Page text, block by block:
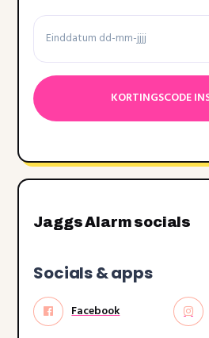
Einddatum
dash
MM
dash
Jaggs Alarm socials
Socials & apps
Facebook